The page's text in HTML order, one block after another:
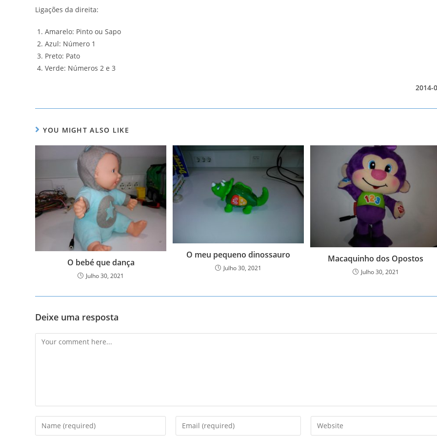
Ligações da direita:
Amarelo: Pinto ou Sapo
Azul: Número 1
Preto: Pato
Verde: Números 2 e 3
2014-
YOU MIGHT ALSO LIKE
O bebé que dança
Julho 30, 2021
O meu pequeno dinossauro
Julho 30, 2021
Macaquinho dos Opostos
Julho 30, 2021
Deixe uma resposta
Comment
Enter
your
Enter
your
Enter
your